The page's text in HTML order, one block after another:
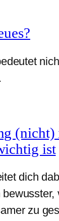
(nicht)
ist
dich
bewusster,
zu